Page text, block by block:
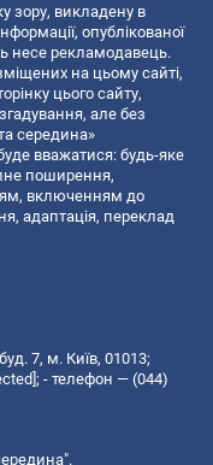
зору, викладену в
опублікованої
несе рекламодавець.
на цьому сайті,
цього сайту,
але без
середина»
вважатися: будь-яке
поширення,
включенням до
адаптація, переклад
7, м. Київ, 01013;
; - телефон — (044)